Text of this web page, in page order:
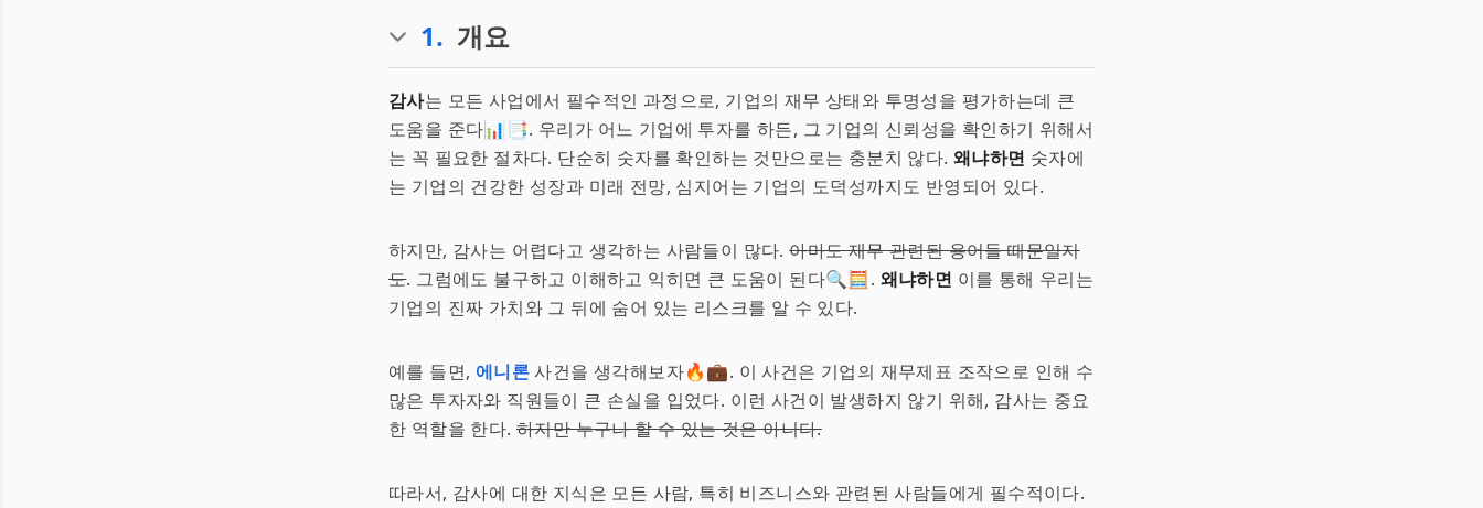
1. 개요
감사는 모든 사업에서 필수적인 과정으로, 기업의 재무 상태와 투명성을 평가하는데 큰
도움을 준다📊📑. 우리가 어느 기업에 투자를 하든, 그 기업의 신뢰성을 확인하기 위해서
는 꼭 필요한 절차다. 단순히 숫자를 확인하는 것만으로는 충분치 않다. 왜냐하면 숫자에
는 기업의 건강한 성장과 미래 전망, 심지어는 기업의 도덕성까지도 반영되어 있다.
하지만, 감사는 어렵다고 생각하는 사람들이 많다.아마도 재무 관련된 용어들 때문일지
도. 그럼에도 불구하고 이해하고 익히면 큰 도움이 된다🔍🧮. 왜냐하면 이를 통해 우리는
기업의 진짜 가치와 그 뒤에 숨어 있는 리스크를 알 수 있다.
예를 들면, 에니론사건을 생각해보자🔥💼. 이 사건은 기업의 재무제표 조작으로 인해 수
많은 투자자와 직원들이 큰 손실을 입었다. 이런 사건이 발생하지 않기 위해, 감사는 중요
한 역할을 한다. 하지만 누구나 할 수 있는 것은 아니다.
따라서, 감사에 대한 지식은 모든 사람, 특히 비즈니스와 관련된 사람들에게 필수적이다.